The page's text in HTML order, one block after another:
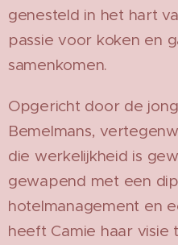
genesteld in het hart
passie voor koken en
samenkomen.
Opgericht door de
Bemelmans,
die werkelijkheid is
gewapend met een
hotelmanagement en
heeft Camie haar visie